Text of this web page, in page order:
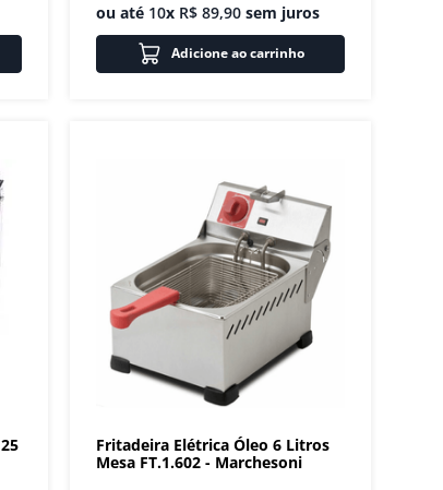
ou até 10x R$ 89,90 sem juros
Adicione ao carrinho
Fritadeira Elétrica Óleo 6 Litros
Mesa FT.1.602 - Marchesoni